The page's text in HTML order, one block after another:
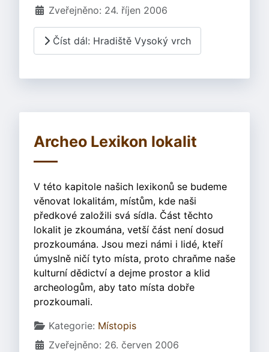
Zveřejněno: 24. říjen 2006
Číst dál: Hradiště Vysoký vrch
Archeo Lexikon lokalit
V této kapitole našich lexikonů se budeme
věnovat lokalitám, místům, kde naši
předkové založili svá sídla. Část těchto
lokalit je zkoumána, vetší část není dosud
prozkoumána. Jsou mezi námi i lidé, kteří
úmyslně ničí tyto místa, proto chraňme naše
kulturní dědictví a dejme prostor a klid
archeologům, aby tato místa dobře
prozkoumali.
Základní údaje
Kategorie: Místopis
Zveřejněno: 26. červen 2006